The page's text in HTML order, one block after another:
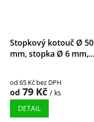
Stopkový kotouč Ø 50
mm, stopka Ø 6 mm,
od 65 Kč bez DPH
od 79 Kč / ks
DETAIL